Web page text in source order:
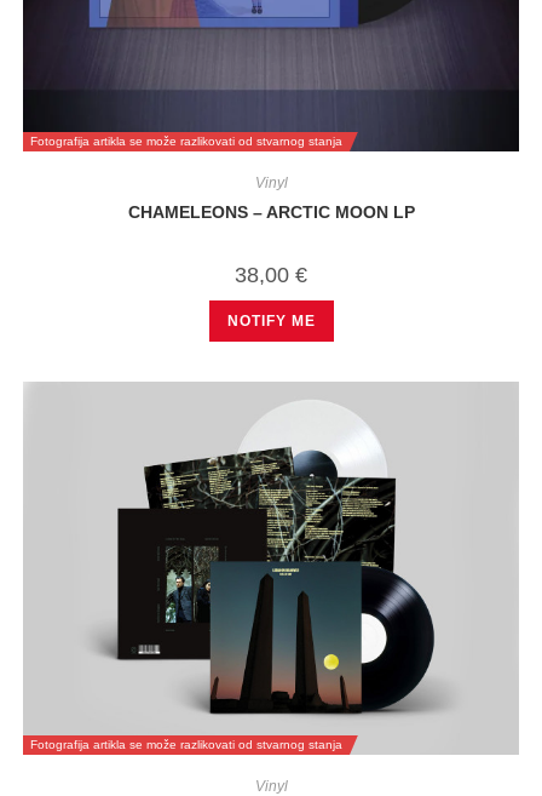
Fotografija artikla se može razlikovati od stvarnog stanja
Vinyl
CHAMELEONS – ARCTIC MOON LP
38,00 €
NOTIFY ME
Fotografija artikla se može razlikovati od stvarnog stanja
Vinyl